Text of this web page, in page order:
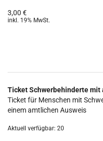
3,00 €
inkl. 19% MwSt.
Ticket Schwerbehinderte mit
Ticket für Menschen mit
einem amtlichen Ausweis
Aktuell verfügbar: 20